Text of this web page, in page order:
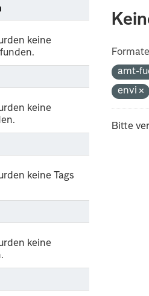
keine
keine
keine Tags
keine
amt-
envi
Bitte